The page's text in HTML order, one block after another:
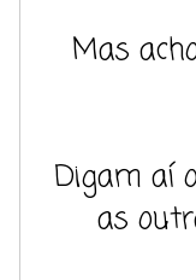
Mas
Digam aí
as